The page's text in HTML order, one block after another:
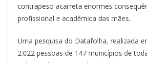
contrapeso acarreta enormes
profissional e acadêmica das mães.
Uma pesquisa do Datafolha, realizada
2.022 pessoas de 147 municípios de